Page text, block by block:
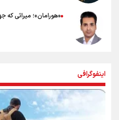
«هورامان»؛ میراثی که
رسانه ملی و حق
اینفوگرافی